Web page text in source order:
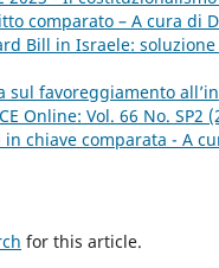
comparato – A cura di
Bill in Israele:
sul favoreggiamento
Online: Vol. 66 No. SP2
chiave comparata - A
for this article.